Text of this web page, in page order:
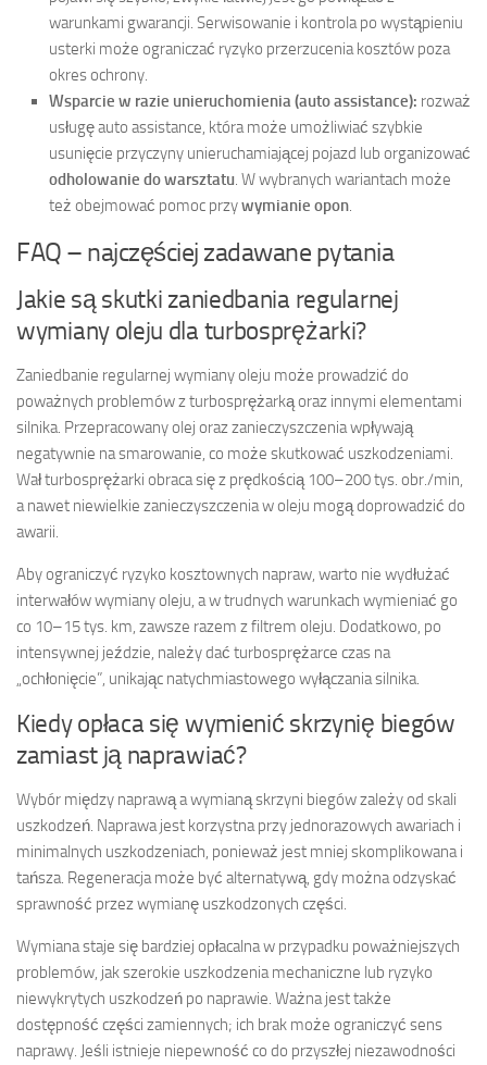
warunkami gwarancji. Serwisowanie i kontrola po wystąpieniu
usterki może ograniczać ryzyko przerzucenia kosztów poza
okres ochrony.
Wsparcie w razie unieruchomienia (auto assistance): rozważ
usługę auto assistance, która może umożliwiać szybkie
usunięcie przyczyny unieruchamiającej pojazd lub organizować
odholowanie do warsztatu. W wybranych wariantach może
też obejmować pomoc przywymianie opon.
FAQ – najczęściej zadawane pytania
Jakie są skutki zaniedbania regularnej
wymiany oleju dla turbosprężarki?
Zaniedbanie regularnej wymiany oleju może prowadzić do
poważnych problemów z turbosprężarką oraz innymi elementami
silnika. Przepracowany olej oraz zanieczyszczenia wpływają
negatywnie na smarowanie, co może skutkować uszkodzeniami.
Wał turbosprężarki obraca się z prędkością 100–200 tys. obr./min,
a nawet niewielkie zanieczyszczenia w oleju mogą doprowadzić do
awarii.
Aby ograniczyć ryzyko kosztownych napraw, warto nie wydłużać
interwałów wymiany oleju, a w trudnych warunkach wymieniać go
co 10–15 tys. km, zawsze razem z filtrem oleju. Dodatkowo, po
intensywnej jeździe, należy dać turbosprężarce czas na
„ochłonięcie”, unikając natychmiastowego wyłączania silnika.
Kiedy opłaca się wymienić skrzynię biegów
zamiast ją naprawiać?
Wybór między naprawą a wymianą skrzyni biegów zależy od skali
uszkodzeń. Naprawa jest korzystna przy jednorazowych awariach i
minimalnych uszkodzeniach, ponieważ jest mniej skomplikowana i
tańsza. Regeneracja może być alternatywą, gdy można odzyskać
sprawność przez wymianę uszkodzonych części.
Wymiana staje się bardziej opłacalna w przypadku poważniejszych
problemów, jak szerokie uszkodzenia mechaniczne lub ryzyko
niewykrytych uszkodzeń po naprawie. Ważna jest także
dostępność części zamiennych; ich brak może ograniczyć sens
naprawy. Jeśli istnieje niepewność co do przyszłej niezawodności